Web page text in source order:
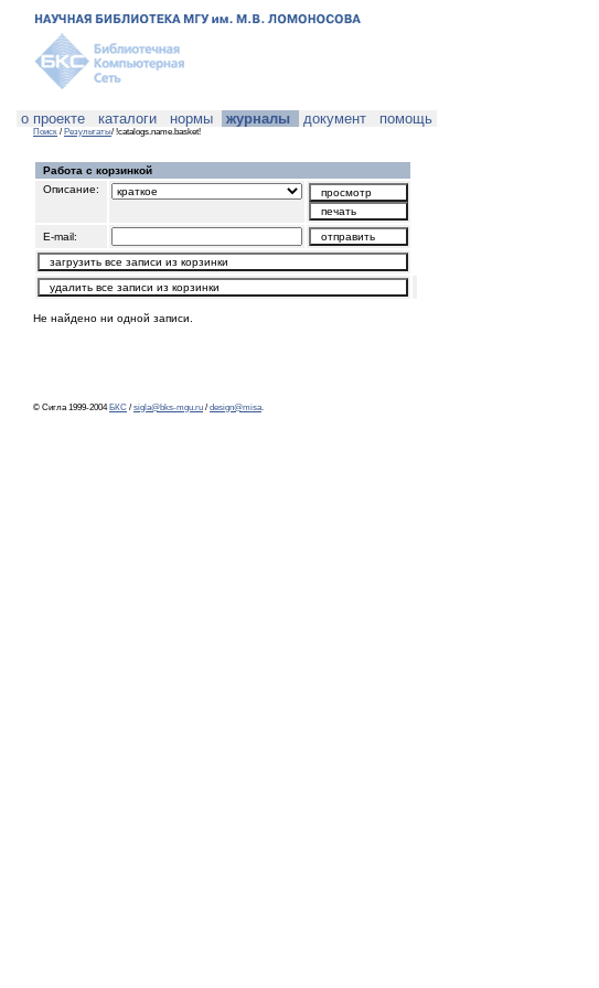
о проекте каталоги нормы журналы документ помощь
Поиск / Результаты/ !catalogs.name.basket!
Работа с корзинкой
Описание:
E-mail:
Не найдено ни одной записи.
© Сигла 1999-2004 БКС / sigla@bks-mgu.ru / design@misa.